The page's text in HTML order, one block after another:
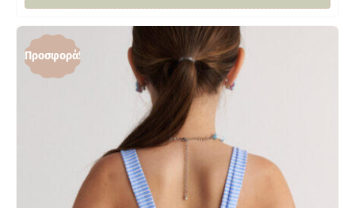
Προσφορά!